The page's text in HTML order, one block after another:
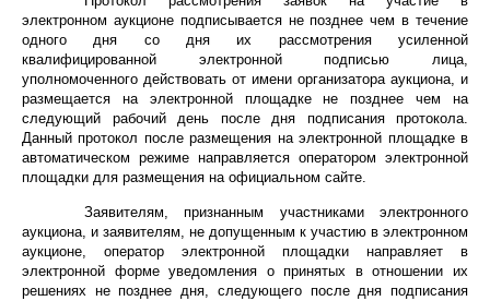
электронном аукционе подписывается не позднее чем в течение
одного дня со дня их рассмотрения усиленной
квалифицированной электронной подписью лица,
уполномоченного действовать от имени организатора аукциона, и
размещается на электронной площадке не позднее чем на
следующий рабочий день после дня подписания протокола.
Данный протокол после размещения на электронной площадке в
автоматическом режиме направляется оператором электронной
площадки для размещения на официальном сайте.
Заявителям, признанным участниками электронного
аукциона, и заявителям, не допущенным к участию в электронном
аукционе, оператор электронной площадки направляет в
электронной форме уведомления о принятых в отношении их
решениях не позднее дня, следующего после дня подписания